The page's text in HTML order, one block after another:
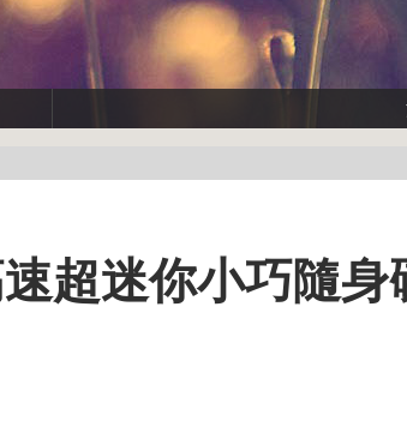
超迷你小巧隨身